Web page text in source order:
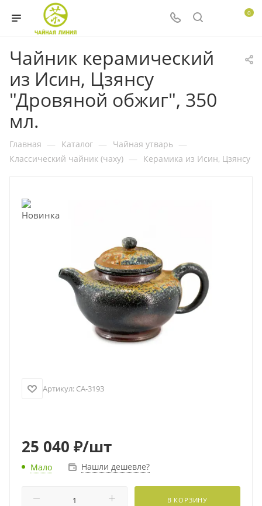
0
Чайник керамический
из Исин, Цзянсу
"Дровяной обжиг", 350
мл.
Главная — Каталог — Чайная утварь —
Классический чайник (чаху) — Керамика из Исин, Цзянсу
Артикул: CA-3193
25 040 ₽/шт
Мало Нашли дешевле?
В КОРЗИНУ